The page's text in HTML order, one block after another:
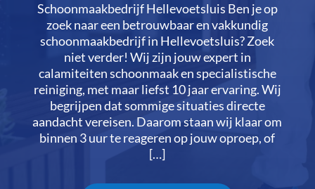
Schoonmaakbedrijf Hellevoetsluis Ben je op
zoek naar een betrouwbaar en vakkundig
schoonmaakbedrijf in Hellevoetsluis? Zoek
niet verder! Wij zijn jouw expert in
calamiteiten schoonmaak en specialistische
reiniging, met maar liefst 10 jaar ervaring.​ Wij
begrijpen dat sommige situaties directe
aandacht vereisen.​ Daarom staan wij klaar om
binnen 3 uur te reageren op jouw oproep, of
[…]